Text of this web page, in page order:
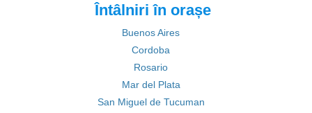
Întâlniri în orașe
Buenos Aires
Cordoba
Rosario
Mar del Plata
San Miguel de Tucuman